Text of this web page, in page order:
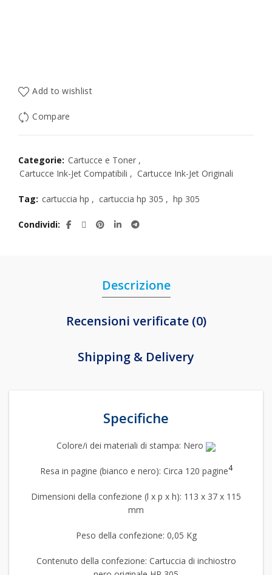
Add to wishlist
Compare
Categorie: Cartucce e Toner ,
Cartucce Ink-Jet Compatibili , Cartucce Ink-Jet Originali
Tag: cartuccia hp , cartuccia hp 305 , hp 305
Condividi
Descrizione
Recensioni verificate (0)
Shipping & Delivery
Specifiche
Colore/i dei materiali di stampa: Nero
Resa in pagine (bianco e nero): Circa 120 pagine4
Dimensioni della confezione (l x p x h): 113 x 37 x 115
mm
Peso della confezione: 0,05 Kg
Contenuto della confezione: Cartuccia di inchiostro